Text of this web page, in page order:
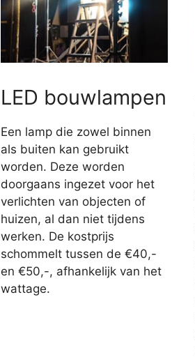
LED bouwlampen
Een lamp die zowel binnen
als buiten kan gebruikt
worden. Deze worden
doorgaans ingezet voor het
verlichten van objecten of
huizen, al dan niet tijdens
werken. De kostprijs
schommelt tussen de €40,-
en €50,-, afhankelijk van het
wattage.